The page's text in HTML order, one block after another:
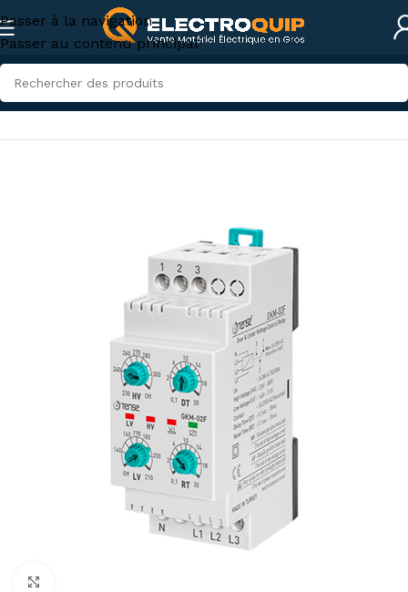
Passer à la navigation
Passer au contenu principal
Accueil/Eclairage/Relais et Temporisateurs